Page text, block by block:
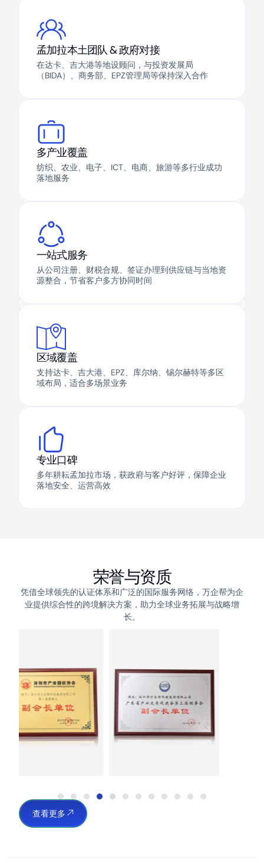
孟加拉本土团队 & 政府对接
在达卡、吉大港等地设顾问，与投资发展局
（BIDA）、商务部、EPZ管理局等保持深入合作
多产业覆盖
纺织、农业、电子、ICT、电商、旅游等多行业成功
落地服务
一站式服务
从公司注册、财税合规、签证办理到供应链与当地资
源整合，节省客户多方协同时间
区域覆盖
支持达卡、吉大港、EPZ、库尔纳、锡尔赫特等多区
域布局，适合多场景业务
专业口碑
多年耕耘孟加拉市场，获政府与客户好评，保障企业
落地安全、运营高效
荣誉与资质
凭借全球领先的认证体系和广泛的国际服务网络，万企帮为企
业提供综合性的跨境解决方案，助力全球业务拓展与战略增
长。
查看更多